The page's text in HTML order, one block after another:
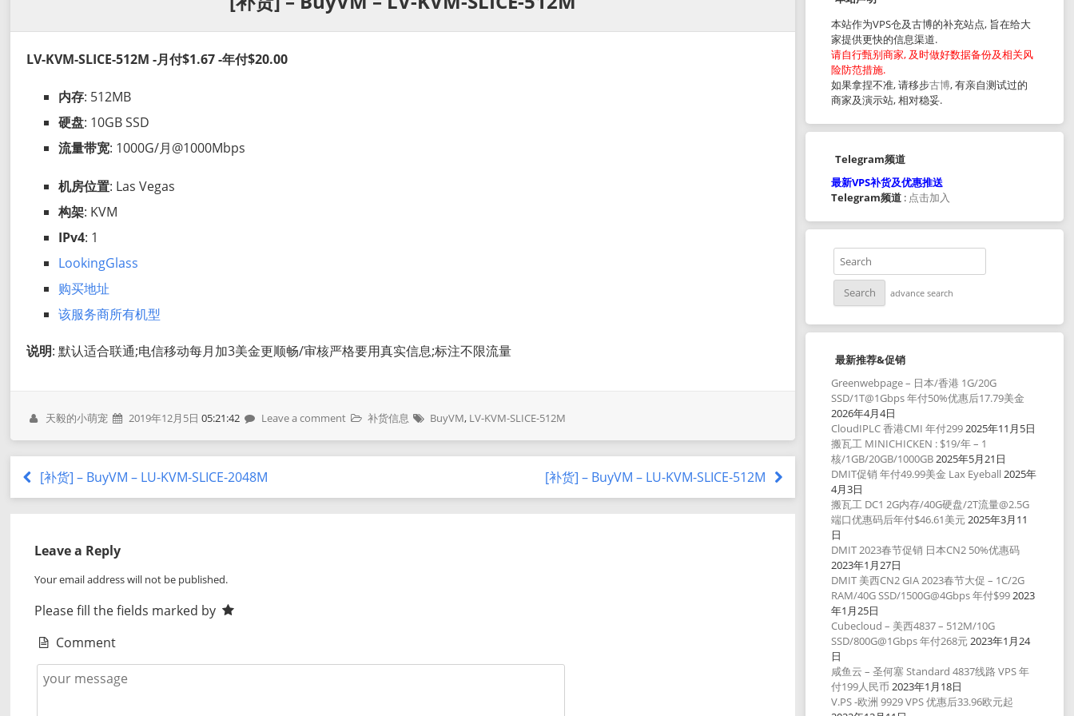
LV-KVM-SLICE-512M -月付$1.67 -年付$20.00
内存: 512MB
硬盘: 10GB SSD
流量带宽: 1000G/月@1000Mbps
机房位置: Las Vegas
构架: KVM
IPv4: 1
LookingGlass
购买地址
该服务商所有机型
说明: 默认适合联通;电信移动每月加3美金更顺畅/审核严格要用真实信息;标注不限流量
天毅的小萌宠 2019年12月5日 05:21:42 Leave a comment 补货信息 BuyVM, LV-KVM-SLICE-512M
[补货] – BuyVM – LU-KVM-SLICE-2048M [补货] – BuyVM – LU-KVM-SLICE-512M
Leave a Reply
Your email address will not be published.
Please fill the fields marked by
Comment
本站作为VPS仓及古博的补充站点, 旨在给大
家提供更快的信息渠道.
请自行甄别商家, 及时做好数据备份及相关风
险防范措施.
如果拿捏不准, 请移步古博, 有亲自测试过的
商家及演示站, 相对稳妥.
Telegram频道
最新VPS补货及优惠推送
Telegram频道 : 点击加入
advance search
最新推荐&促销
Greenwebpage – 日本/香港 1G/20G
SSD/1T@1Gbps 年付50%优惠后17.79美金
2026年4月4日
CloudIPLC 香港CMI 年付2992025年11月5日
搬瓦工 MINICHICKEN : $19/年 – 1
核/1GB/20GB/1000GB2025年5月21日
DMIT促销 年付49.99美金 Lax Eyeball 2025年
4月3日
搬瓦工 DC1 2G内存/40G硬盘/2T流量@2.5G
端口优惠码后年付$46.61美元2025年3月11
日
DMIT 2023春节促销 日本CN2 50%优惠码
2023年1月27日
DMIT 美西CN2 GIA 2023春节大促 – 1C/2G
RAM/40G SSD/1500G@4Gbps 年付$992023
年1月25日
Cubecloud – 美西4837 – 512M/10G
SSD/800G@1Gbps 年付268元2023年1月24
日
咸鱼云 – 圣何塞 Standard 4837线路 VPS 年
付199人民币 2023年1月18日
V.PS -欧洲 9929 VPS 优惠后33.96欧元起